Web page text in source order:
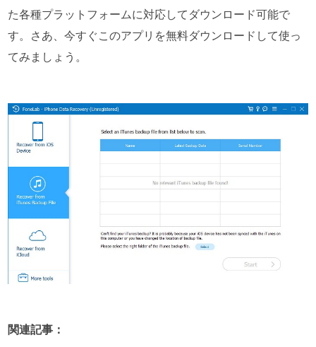
た各種プラットフォームに対応してダウンロード可能で
す。さあ、今すぐこのアプリを無料ダウンロードして使っ
てみましょう。
関連記事：